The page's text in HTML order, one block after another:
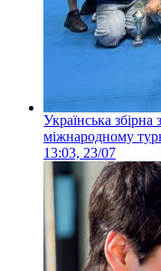
Українська
міжнародному
13:03, 23/07